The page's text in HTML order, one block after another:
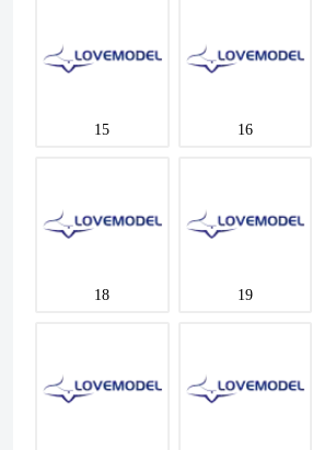
15 16
18 19